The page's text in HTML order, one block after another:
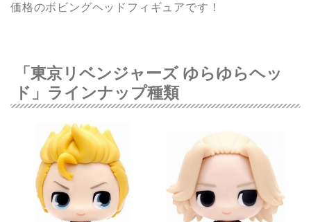
価格のボビングヘッドフィギュアです！
「東京リベンジャーズ ゆらゆらヘッ
ド」ラインナップ種類